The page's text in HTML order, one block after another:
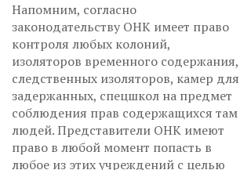
Напомним, согласно
законодательству ОНК имеет право
контроля любых колоний,
изоляторов временного содержания,
следственных изоляторов, камер для
задержанных, спецшкол на предмет
соблюдения прав содержащихся там
людей. Представители ОНК имеют
право в любой момент попасть в
любое из этих учреждений с целью